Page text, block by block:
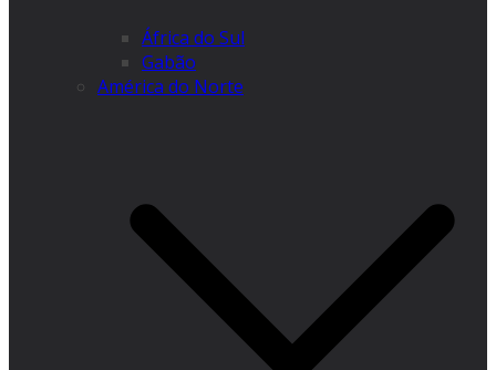
África do Sul
Gabão
América do Norte